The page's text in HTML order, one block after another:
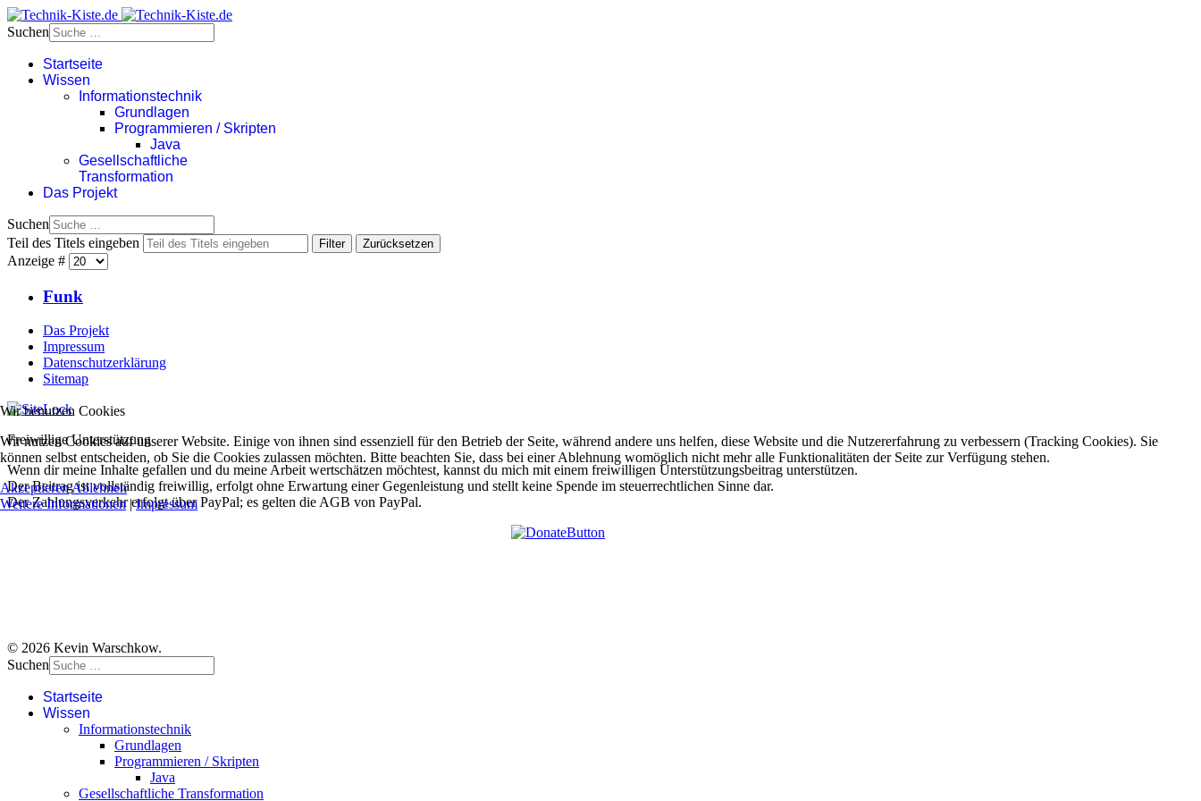
Suchen
Startseite
Wissen
Informationstechnik
Grundlagen
Programmieren / Skripten
Java
Gesellschaftliche
Transformation
Das Projekt
Suchen
Teil des Titels eingeben
Filter Zurücksetzen
Anzeige #
Funk
Das Projekt
Impressum
Datenschutzerklärung
Sitemap
Freiwillige Unterstützung
Wenn dir meine Inhalte gefallen und du meine Arbeit wertschätzen möchtest, kannst du mich mit einem freiwilligen Unterstützungsbeitrag unterstützen.
Der Beitrag ist vollständig freiwillig, erfolgt ohne Erwartung einer Gegenleistung und stellt keine Spende im steuerrechtlichen Sinne dar.
Der Zahlungsverkehr erfolgt über PayPal; es gelten die AGB von PayPal.
© 2026 Kevin Warschkow.
Suchen
Startseite
Wissen
Informationstechnik
Grundlagen
Programmieren / Skripten
Java
Gesellschaftliche Transformation
Wir benutzen Cookies
Wir nutzen Cookies auf unserer Website. Einige von ihnen sind essenziell für den Betrieb der Seite, während andere uns helfen, diese Website und die Nutzererfahrung zu verbessern (Tracking Cookies). Sie
können selbst entscheiden, ob Sie die Cookies zulassen möchten. Bitte beachten Sie, dass bei einer Ablehnung womöglich nicht mehr alle Funktionalitäten der Seite zur Verfügung stehen.
AkzeptierenAblehnen
Weitere Informationen|Impressum